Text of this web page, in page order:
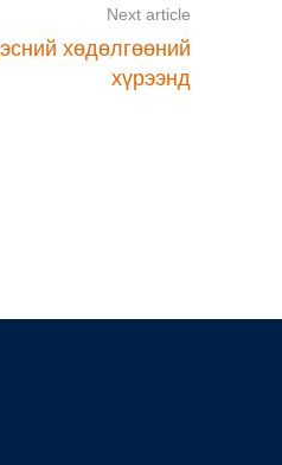
Next article
хөдөлгөөний
хүрээнд